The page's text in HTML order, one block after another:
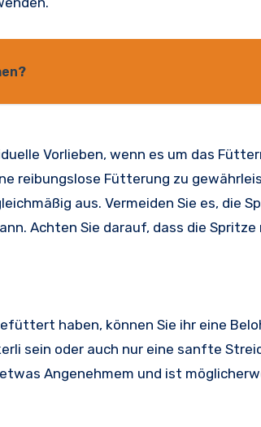
Vorlieben, wenn es um das
reibungslose Fütterung zu
aus. Vermeiden Sie es, die
Achten Sie darauf, dass die
haben, können Sie ihr eine
sein oder auch nur eine sanfte
Angenehmem und ist